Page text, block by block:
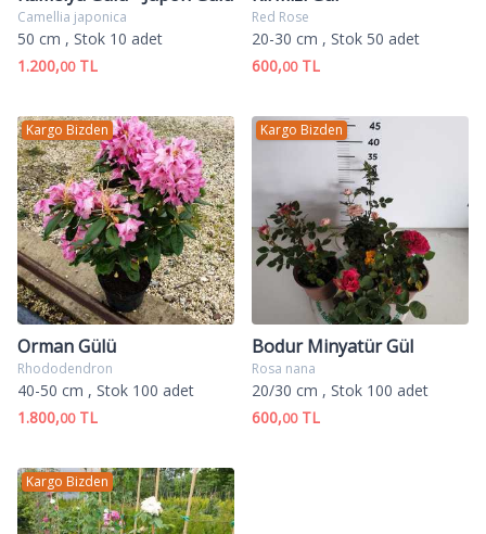
Camellia japonica
50 cm , Stok 10 adet
1.200,00TL
Red Rose
20-30 cm , Stok 50 adet
600,00TL
Kargo Bizden
Orman Gülü
Rhododendron
40-50 cm , Stok 100 adet
1.800,00TL
Kargo Bizden
Bodur Minyatür Gül
Rosa nana
20/30 cm , Stok 100 adet
600,00TL
Kargo Bizden